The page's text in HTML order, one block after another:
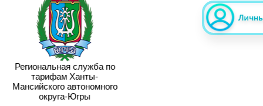
Региональная служба по
тарифам Ханты-
Мансийского автономного
округа-Югры